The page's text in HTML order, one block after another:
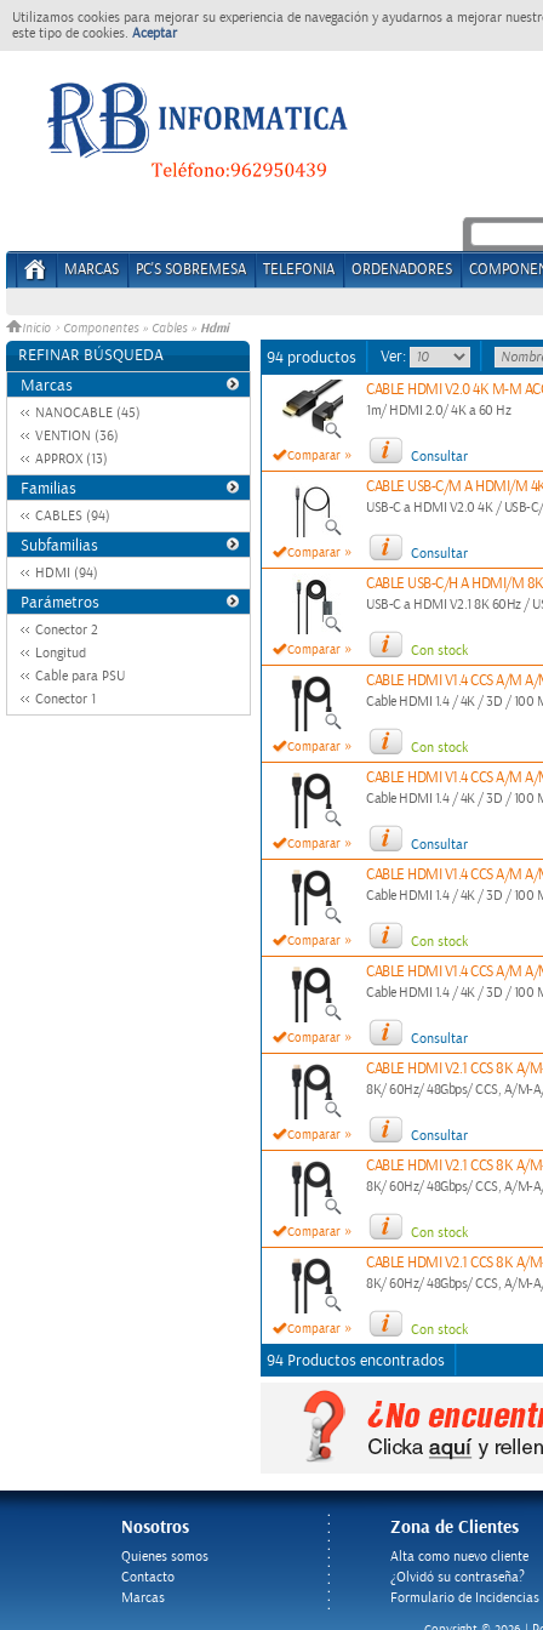
Utilizamos cookies para mejorar su experiencia de navegación y ayudarnos a mejorar
este tipo de cookies. Aceptar
MARCAS PC'S SOBREMESA TELEFONIA ORDENADORES
Inicio > Componentes » Cables » Hdmi
REFINAR BÚSQUEDA
Marcas
NANOCABLE (45)
VENTION (36)
APPROX (13)
Familias
CABLES (94)
Subfamilias
HDMI (94)
Parámetros
Conector 2
Longitud
Cable para PSU
Conector 1
94 productos Ver:
Comparar »
CABLE HDMI V2.0 4K M-M
1m/ HDMI 2.0/ 4K a 60 Hz
Consultar
Comparar »
CABLE USB-C/M A HDMI/M
USB-C a HDMI V2.0 4K / USB-
Consultar
Comparar »
CABLE USB-C/H A HDMI/M
USB-C a HDMI V2.1 8K 60Hz /
Con stock
Comparar »
CABLE HDMI V1.4 CCS A/M
Cable HDMI 1.4 / 4K / 3D / 100
Con stock
Comparar »
CABLE HDMI V1.4 CCS A/M
Cable HDMI 1.4 / 4K / 3D / 100
Consultar
Comparar »
CABLE HDMI V1.4 CCS A/M
Cable HDMI 1.4 / 4K / 3D / 100
Con stock
Comparar »
CABLE HDMI V1.4 CCS A/M
Cable HDMI 1.4 / 4K / 3D / 100
Consultar
Comparar »
CABLE HDMI V2.1 CCS 8K A/
8K/ 60Hz/ 48Gbps/ CCS, A/M-
Consultar
Comparar »
CABLE HDMI V2.1 CCS 8K A/
8K/ 60Hz/ 48Gbps/ CCS, A/M-
Con stock
Comparar »
CABLE HDMI V2.1 CCS 8K A/
8K/ 60Hz/ 48Gbps/ CCS, A/M-
Con stock
94 Productos encontrados
Nosotros
Quienes somos
Contacto
Marcas
Zona de Clientes
Alta como nuevo cliente
¿Olvidó su contraseña?
Formulario de Incidencias